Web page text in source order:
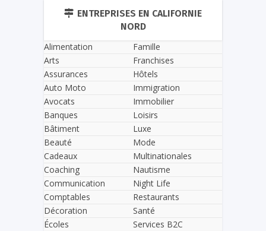
ENTREPRISES EN CALIFORNIE
NORD
Alimentation
Arts
Assurances
Auto Moto
Avocats
Banques
Bâtiment
Beauté
Cadeaux
Coaching
Communication
Comptables
Décoration
Écoles
Famille
Franchises
Hôtels
Immigration
Immobilier
Loisirs
Luxe
Mode
Multinationales
Nautisme
Night Life
Restaurants
Santé
Services B2C